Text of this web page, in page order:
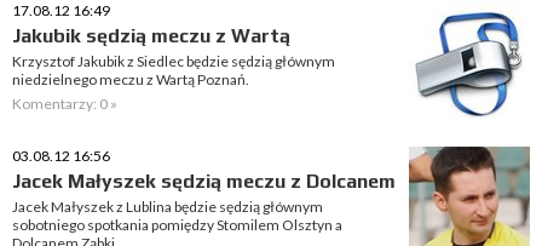
17.08.12 16:49
Jakubik sędzią meczu z Wartą
Krzysztof Jakubik z Siedlec będzie sędzią głównym
niedzielnego meczu z Wartą Poznań.
Komentarzy: 0 »
03.08.12 16:56
Jacek Małyszek sędzią meczu z Dolcanem
Jacek Małyszek z Lublina będzie sędzią głównym
sobotniego spotkania pomiędzy Stomilem Olsztyn a